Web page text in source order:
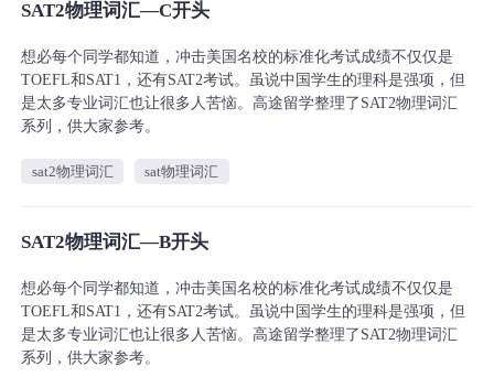
SAT2物理词汇—C开头
想必每个同学都知道，冲击美国名校的标准化考试成绩不仅仅是
TOEFL和SAT1，还有SAT2考试。虽说中国学生的理科是强项，但
是太多专业词汇也让很多人苦恼。高途留学整理了SAT2物理词汇
系列，供大家参考。
sat2物理词汇 sat物理词汇
SAT2物理词汇—B开头
想必每个同学都知道，冲击美国名校的标准化考试成绩不仅仅是
TOEFL和SAT1，还有SAT2考试。虽说中国学生的理科是强项，但
是太多专业词汇也让很多人苦恼。高途留学整理了SAT2物理词汇
系列，供大家参考。